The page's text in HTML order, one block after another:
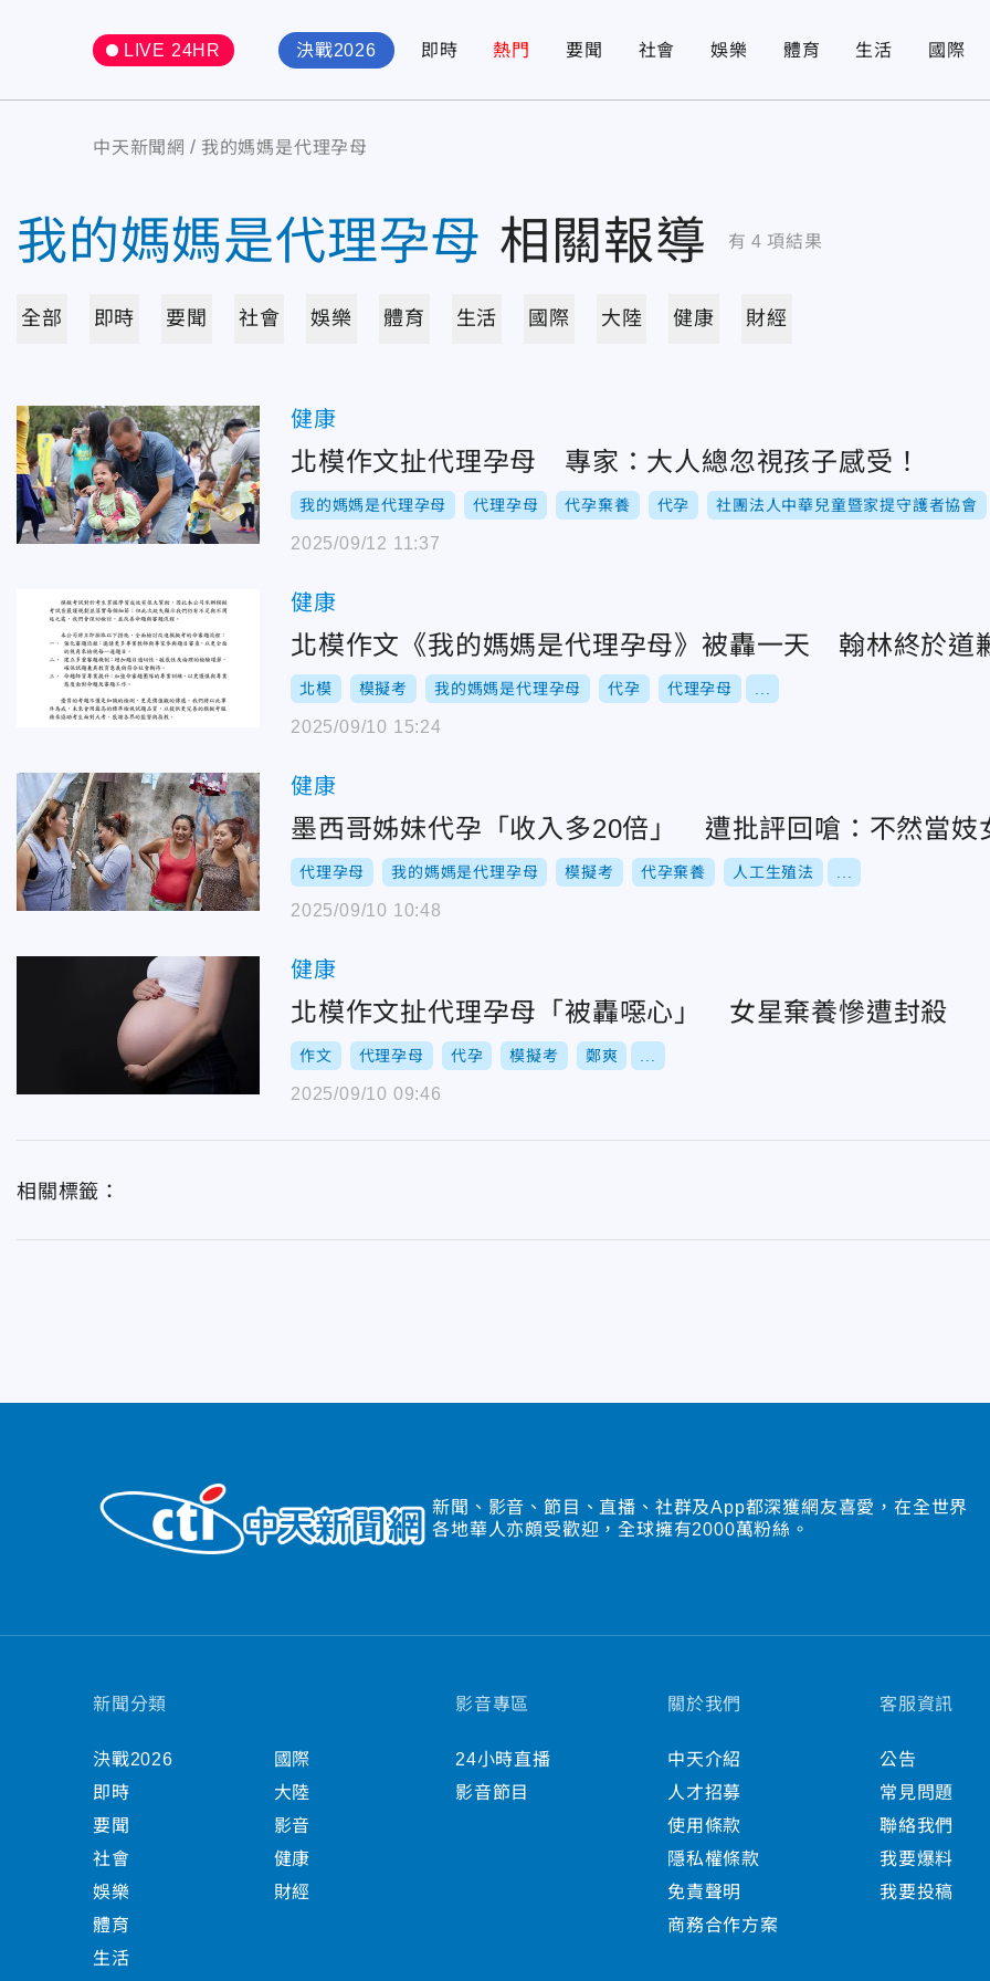
LIVE 24HR 決戰2026 即時 熱門 要聞 社會 娛樂 體育 生活 國際
中天新聞網 我的媽媽是代理孕母
我的媽媽是代理孕母 相關報導 有 4 項結果
全部 即時 要聞 社會 娛樂 體育 生活 國際 大陸 健康 財經
健康
北模作文扯代理孕母 專家：大人總忽視孩子感受！
我的媽媽是代理孕母 代理孕母 代孕棄養 代孕 社團法人中華兒童暨家提守護者協會
2025/09/12 11:37
健康
北模作文《我的媽媽是代理孕母》被轟一天 翰林終於道
北模 模擬考 我的媽媽是代理孕母 代孕 代理孕母
2025/09/10 15:24
健康
墨西哥姊妹代孕「收入多20倍」 遭批評回嗆：不然當妓
代理孕母 我的媽媽是代理孕母 模擬考 代孕棄養 人工生殖法
2025/09/10 10:48
健康
北模作文扯代理孕母「被轟噁心」 女星棄養慘遭封殺
作文 代理孕母 代孕 模擬考 鄭爽
2025/09/10 09:46
相關標籤：
新聞、影音、節目、直播、社群及App都深獲網友喜愛，在全世界
各地華人亦頗受歡迎，全球擁有2000萬粉絲。
新聞分類
決戰2026
即時
要聞
社會
娛樂
體育
生活
國際
大陸
影音
健康
財經
影音專區
24小時直播
影音節目
關於我們
中天介紹
人才招募
使用條款
隱私權條款
免責聲明
商務合作方案
客服資訊
公告
常見問題
聯絡我們
我要爆料
我要投稿